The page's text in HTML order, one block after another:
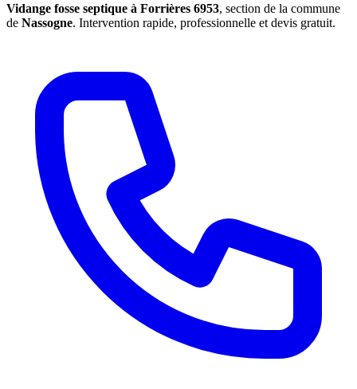
Vidange fosse septique à Forrières 6953, section de la commune
de Nassogne. Intervention rapide, professionnelle et devis gratuit.